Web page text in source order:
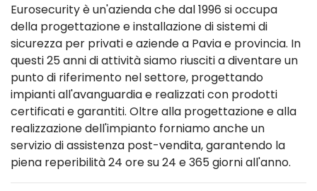
Eurosecurity è un'azienda che dal 1996 si occupa
della progettazione e installazione di sistemi di
sicurezza per privati e aziende a Pavia e provincia. In
questi 25 anni di attività siamo riusciti a diventare un
punto di riferimento nel settore, progettando
impianti all'avanguardia e realizzati con prodotti
certificati e garantiti. Oltre alla progettazione e alla
realizzazione dell'impianto forniamo anche un
servizio di assistenza post-vendita, garantendo la
piena reperibilità 24 ore su 24 e 365 giorni all'anno.